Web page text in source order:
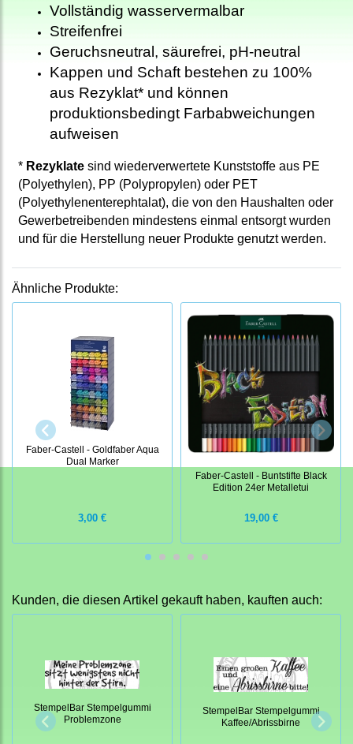
Vollständig wasservermalbar
Streifenfrei
Geruchsneutral, säurefrei, pH-neutral
Kappen und Schaft bestehen zu 100%
aus Rezyklat* und können
produktionsbedingt Farbabweichungen
aufweisen
* Rezyklate sind wiederverwertete Kunststoffe aus PE
(Polyethylen), PP (Polypropylen) oder PET
(Polyethylenenterephtalat), die von den Haushalten oder
Gewerbetreibenden mindestens einmal entsorgt wurden
und für die Herstellung neuer Produkte genutzt werden.
Ähnliche Produkte:
Faber-Castell - Goldfaber Aqua
Dual Marker
3,00 €
Faber-Castell - Buntstifte Black
Edition 24er Metalletui
19,00 €
Kunden, die diesen Artikel gekauft haben, kauften auch:
StempelBar Stempelgummi
Problemzone
StempelBar Stempelgummi
Kaffee/Abrissbirne